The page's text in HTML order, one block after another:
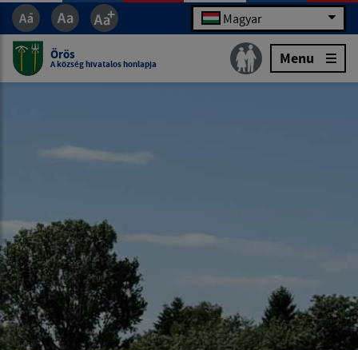
Magyar
Örös
A község hivatalos honlapja Menu